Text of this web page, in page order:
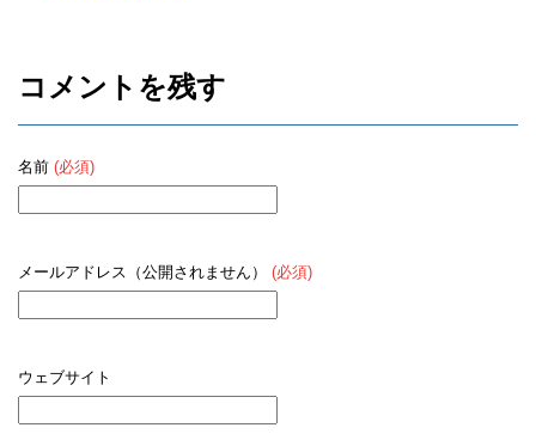
コメントを残す
名前 (必須)
メールアドレス（公開されません） (必須)
ウェブサイト